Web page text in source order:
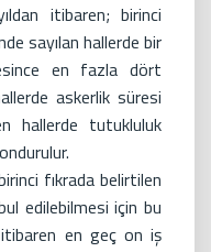
itibaren; birinci
sayılan hallerde bir
en fazla dört
askerlik süresi
hallerde tutukluluk
fıkrada belirtilen
edilebilmesi için bu
itibaren en geç on iş